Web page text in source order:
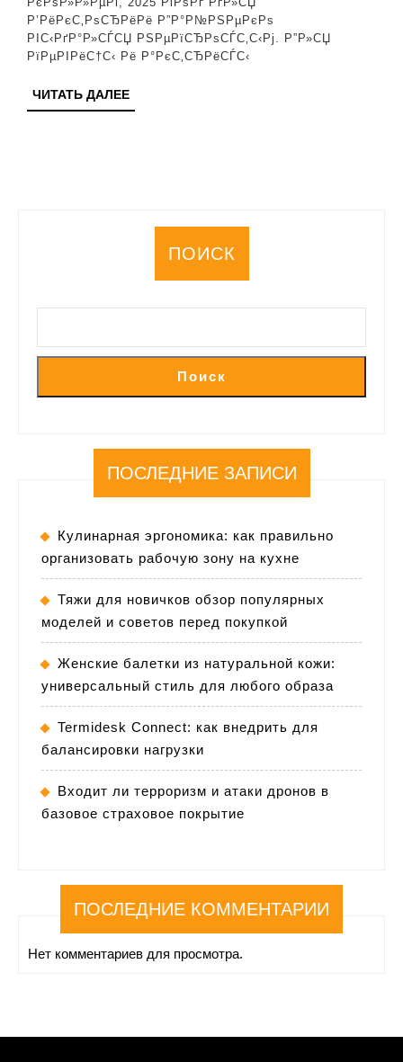
Р’РёРєС‚РѕСЂРёРё Р”Р°Р№РЅРµРєРѕ
РІС‹РґР°Р»СЃСЏ РЅРµРїСЂРѕСЃС‚С‹Рј. Р”Р»СЏ
РїРµРІРёС†С‹ Рё Р°РєС‚СЂРёСЃС‹
ЧИТАТЬ ДАЛЕЕЧИТАТЬ
ДАЛЕЕ
ПОИСК
Поиск
ПОСЛЕДНИЕ ЗАПИСИ
Кулинарная эргономика: как правильно
организовать рабочую зону на кухне
Тяжи для новичков обзор популярных
моделей и советов перед покупкой
Женские балетки из натуральной кожи:
универсальный стиль для любого образа
Termidesk Connect: как внедрить для
балансировки нагрузки
Входит ли терроризм и атаки дронов в
базовое страховое покрытие
ПОСЛЕДНИЕ КОММЕНТАРИИ
Нет комментариев для просмотра.